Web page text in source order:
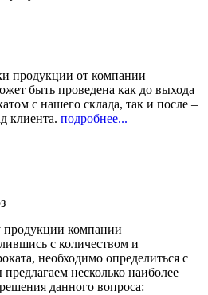
продукции от компании
быть проведена как до выхода
с нашего склада, так и после –
клиента. подробнее...
продукции компании
с количеством и
необходимо определиться с
несколько наиболее
данного вопроса: